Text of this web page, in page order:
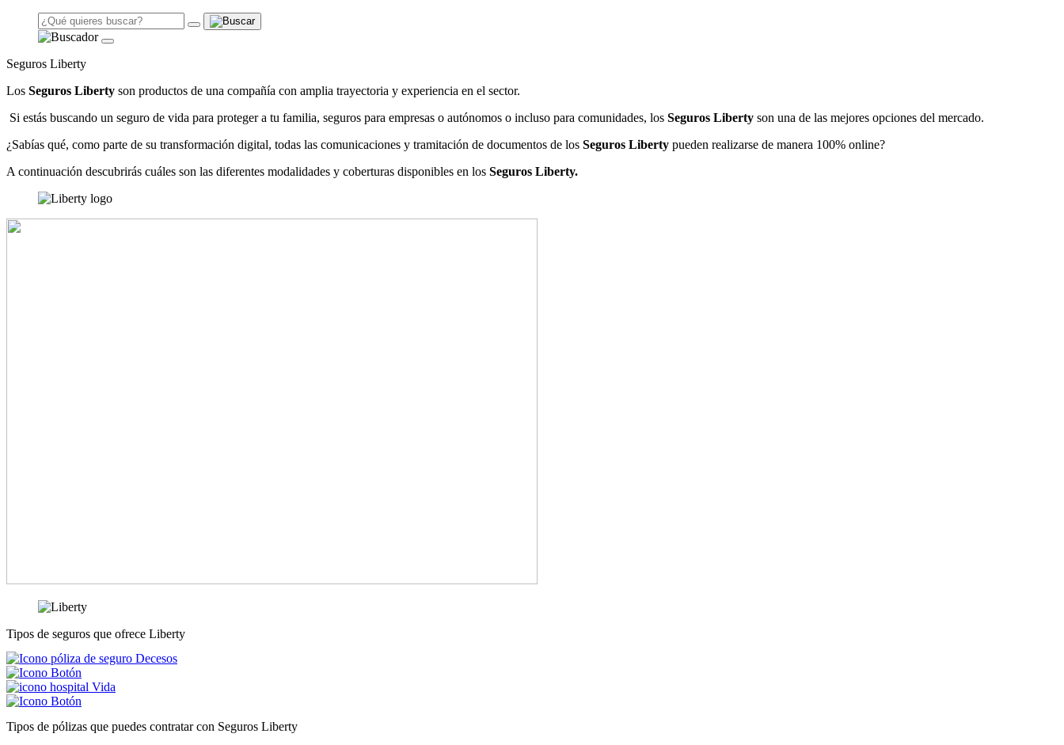
Seguros Liberty
Los Seguros Liberty son productos de una compañía con amplia trayectoria y experiencia en el sector.
Si estás buscando un seguro de vida para proteger a tu familia, seguros para empresas o autónomos o incluso para comunidades, los Seguros Liberty son una de las mejores opciones del mercado.
¿Sabías qué, como parte de su transformación digital, todas las comunicaciones y tramitación de documentos de los Seguros Liberty pueden realizarse de manera 100% online?
A continuación descubrirás cuáles son las diferentes modalidades y coberturas disponibles en los Seguros Liberty.
Tipos de seguros que ofrece Liberty
Decesos
Vida
Tipos de pólizas que puedes contratar con Seguros Liberty